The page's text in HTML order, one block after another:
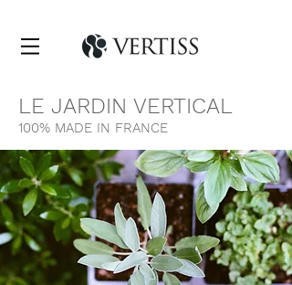
LE JARDIN VERTICAL
100% MADE IN FRANCE